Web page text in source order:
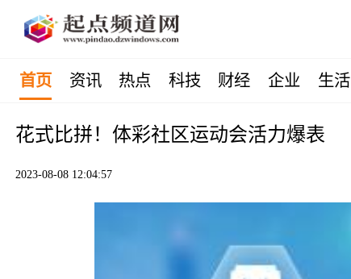
首页 资讯 热点 科技 财经 企业 生活
花式比拼！体彩社区运动会活力爆表
2023-08-08 12:04:57